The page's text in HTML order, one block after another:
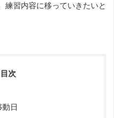
練習内容に移っていきたいと
目次
日